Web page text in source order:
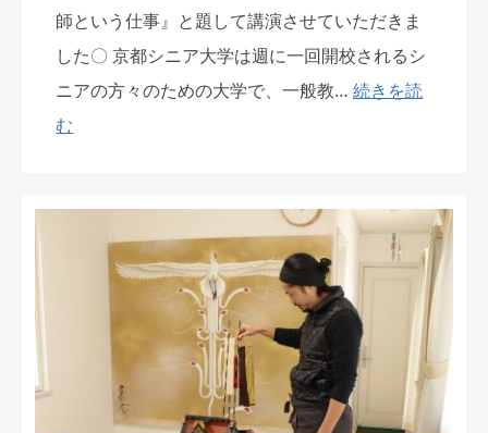
師という仕事』と題して講演させていただきま
した〇 京都シニア大学は週に一回開校されるシ
ニアの方々のための大学で、一般教…続きを読
む